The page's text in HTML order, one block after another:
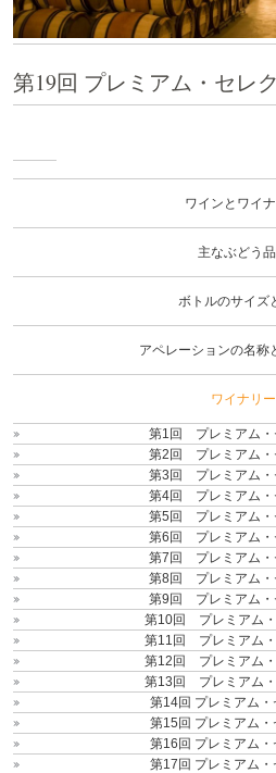
第19回 プレミアム・セレ
ワイ
ンと
ワインとワイ
主なぶどう
ボトルのサイズ
アペレーションの名称
ワイナリー
第1回 プレミアム・
第2回 プレミアム・
第3回 プレミアム・
第4回 プレミアム・
第5回 プレミアム・
第6回 プレミアム・
第7回 プレミアム・
第8回 プレミアム・
第9回 プレミアム・
第10回 プレミアム
第11回 プレミアム
第12回 プレミアム
第13回 プレミアム
第14回 プレミアム・
第15回 プレミアム・
第16回 プレミアム・
第17回 プレミアム・